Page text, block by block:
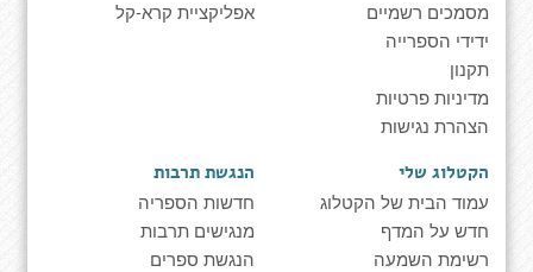
מסמכים רשמיים
ידידי הספרייה
תקנון
מדיניות פרטיות
הצהרת נגישות
אפליקציית קרא-קל
הקטלוג שלי
עמוד הבית של הקטלוג
חדש על המדף
רשימת השמעה
הנגשת תרבות
חדשות הספריה
מנגישים תרבות
הנגשת ספרים